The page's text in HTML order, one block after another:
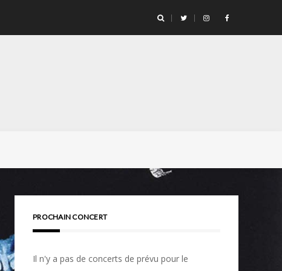
PROCHAIN CONCERT
Il n'y a pas de concerts de prévu pour le